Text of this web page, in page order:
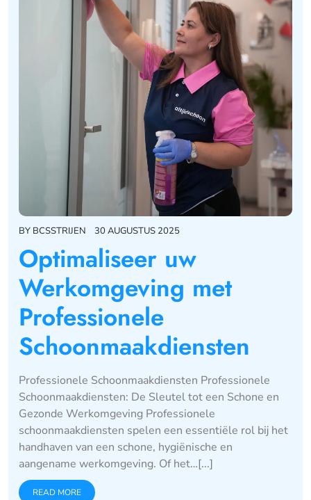
BY BCSSTRIJEN 30 AUGUSTUS 2025
Optimaliseer uw
Werkomgeving met
Professionele
Schoonmaakdiensten
Professionele Schoonmaakdiensten Professionele
Schoonmaakdiensten: De Sleutel tot een Schone en
Gezonde Werkomgeving Professionele
schoonmaakdiensten spelen een essentiële rol bij het
handhaven van een schone, hygiënische en
aangename werkomgeving. Of het…[...]
READ MORE